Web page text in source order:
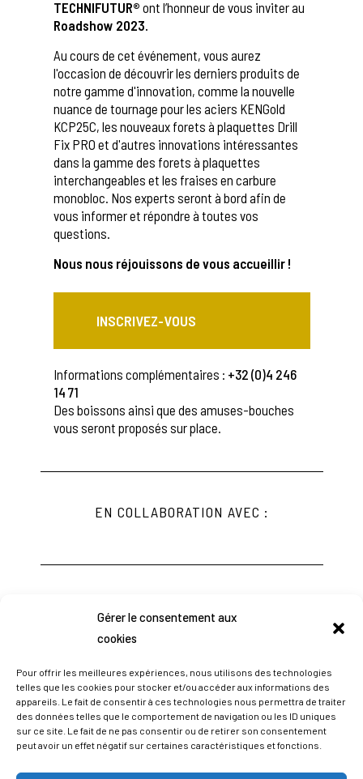
Gérer le consentement aux
cookies
Pour offrir les meilleures expériences, nous utilisons des technologies
telles que les cookies pour stocker et/ou accéder aux informations des
appareils. Le fait de consentir à ces technologies nous permettra de traiter
des données telles que le comportement de navigation ou les ID uniques
sur ce site. Le fait de ne pas consentir ou de retirer son consentement
peut avoir un effet négatif sur certaines caractéristiques et fonctions.